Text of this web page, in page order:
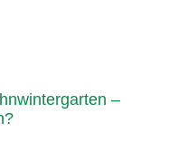
–